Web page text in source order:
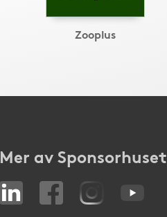
Zooplus
Mer av Sponsorhuset